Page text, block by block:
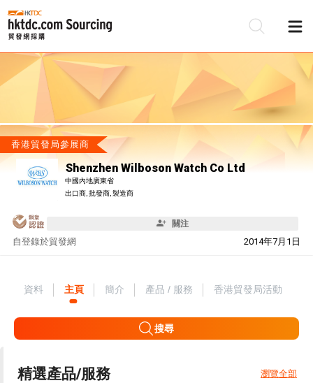
香港貿發局參展商
Shenzhen Wilboson Watch Co Ltd
中國內地廣東省
出口商, 批發商, 製造商
關注
自 2014年7月1日
登錄於貿發網
資料 主頁 簡介 產品 / 服務 香港貿發局活動
搜尋
精選產品/服務 瀏覽全部